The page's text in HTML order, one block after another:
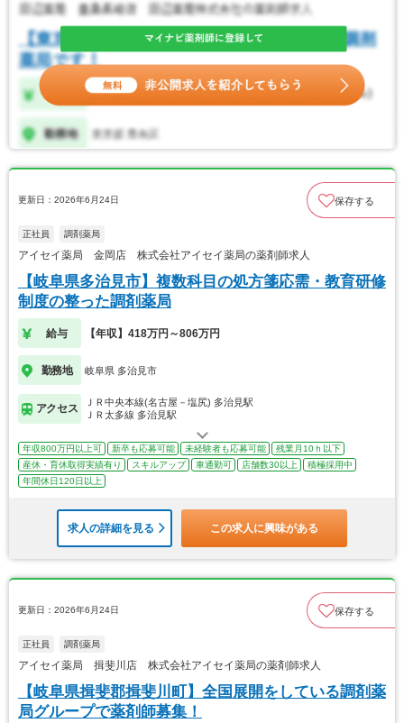
更新日：2026年6月24日 保存する
正社員 調剤薬局
アイセイ薬局 金岡店 株式会社アイセイ薬局の薬剤師求人
【岐阜県多治見市】複数科目の処方箋応需・教育研修
制度の整った調剤薬局
給与 【年収】418万円～806万円
勤務地 岐阜県 多治見市
アクセス
ＪＲ中央本線(名古屋－塩尻) 多治見駅
ＪＲ太多線 多治見駅
年収800万円以上可 新卒も応募可能 未経験者も応募可能
残業月10ｈ以下
産休・育休取得実績有り
スキルアップ 車通勤可 店舗数30以上
積極採用中
年間休日120日以上
求人の詳細を見る この求人に興味がある
更新日：2026年6月24日 保存する
正社員 調剤薬局
アイセイ薬局 揖斐川店 株式会社アイセイ薬局の薬剤師求人
【岐阜県揖斐郡揖斐川町】全国展開をしている調剤薬
局グループで薬剤師募集！